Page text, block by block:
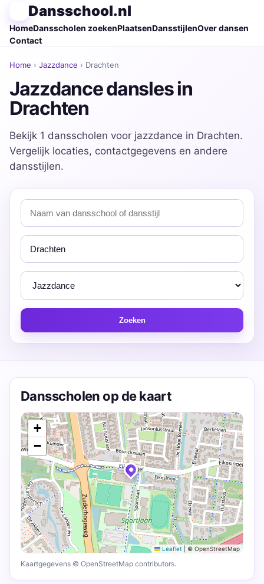
Dansschool.nl
HomeDansscholen zoekenPlaatsenDansstijlenOver dansen
Contact
Home › Jazzdance › Drachten
Jazzdance dansles in
Drachten
Bekijk 1 dansscholen voor jazzdance in Drachten.
Vergelijk locaties, contactgegevens en andere
dansstijlen.
Zoeken
Dansscholen op de kaart
+
−
Leaflet |© OpenStreetMap
Kaartgegevens © OpenStreetMap contributors.